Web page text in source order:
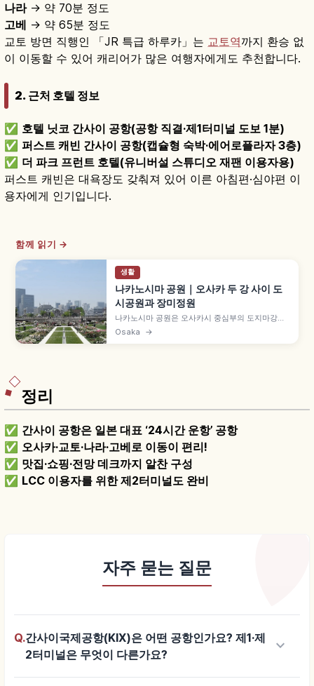
나라→ 약 70분 정도
고베 → 약 65분 정도
교토 방면 직행인 「JR 특급 하루카」는 교토역까지 환승 없
이 이동할 수 있어 캐리어가 많은 여행자에게도 추천합니다.
2. 근처 호텔 정보
✅ 호텔 닛코 간사이 공항(공항 직결·제1터미널 도보 1분)
✅ 퍼스트 캐빈 간사이 공항(캡슐형 숙박·에어로플라자 3층)
✅ 더 파크 프런트 호텔(유니버설 스튜디오 재팬 이용자용)
퍼스트 캐빈은 대욕장도 갖춰져 있어 이른 아침편·심야편 이
용자에게 인기입니다.
함께 읽기 →
생활
나카노시마 공원｜오사카 두 강 사이 도
시공원과 장미정원
나카노시마 공원은 오사카시 중심부의 도지마강과
도사보리강 사이 약 1.5km 중주에 조성된 수변 공
Osaka →
정리
✅ 간사이 공항은 일본 대표 ‘24시간 운항’ 공항
✅ 오사카·교토·나라·고베로 이동이 편리!
✅ 맛집·쇼핑·전망 데크까지 알찬 구성
✅ LCC 이용자를 위한 제2터미널도 완비
자주 묻는 질문
Q.간사이국제공항(KIX)은 어떤 공항인가요? 제1·제
2터미널은 무엇이 다른가요?
keyboard_arrow_down